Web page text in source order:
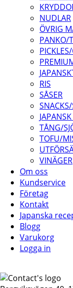
NUDLAR
ÖVRIG
PANKO/
RIS
SÅSER
TÅNG/
TOFU/
VINÄGER
Om oss
Kundservice
Företag
Kontakt
Japanska
Blogg
Varukorg
Logga in